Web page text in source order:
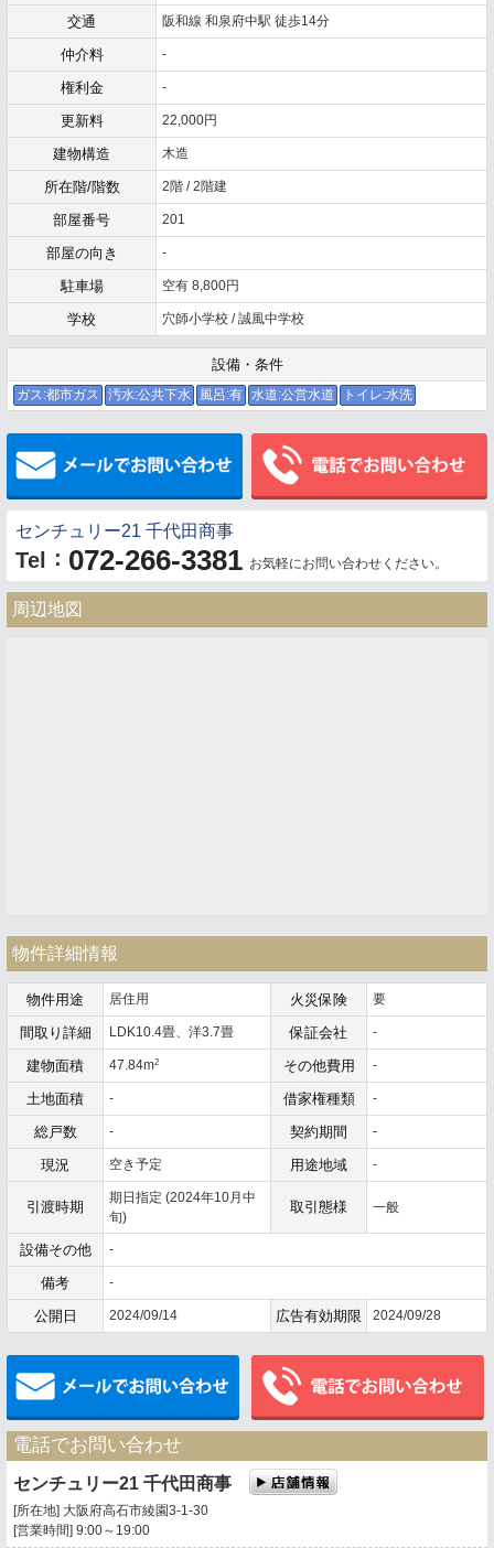
交通 阪和線 和泉府中駅 徒歩14分
仲介料 -
権利金 -
更新料 22,000円
建物構造 木造
所在階/階数 2階 / 2階建
部屋番号 201
部屋の向き -
駐車場 空有 8,800円
学校 穴師小学校 / 誠風中学校
設備・条件
ガス:都市ガス 汚水:公共下水 風呂:有 水道:公営水道 トイレ:水洗
メールでお問い合わせ
センチュリー21 千代田商事
Tel ： 072-266-3381 お気軽にお問い合わせください。
周辺地図
物件詳細情報
物件用途 居住用 火災保険 要
間取り詳細 LDK10.4畳、洋3.7畳 保証会社 -
建物面積 47.84m2 その他費用 -
土地面積 - 借家権種類 -
総戸数 - 契約期間 -
現況 空き予定 用途地域 -
引渡時期
期日指定 (2024年10月中
旬)
取引態様 一般
設備その他 -
備考 -
公開日 2024/09/14 広告有効期限 2024/09/28
メールでお問い合わせ
電話でお問い合わせ
センチュリー21 千代田商事
[所在地] 大阪府高石市綾園3-1-30
[営業時間] 9:00～19:00